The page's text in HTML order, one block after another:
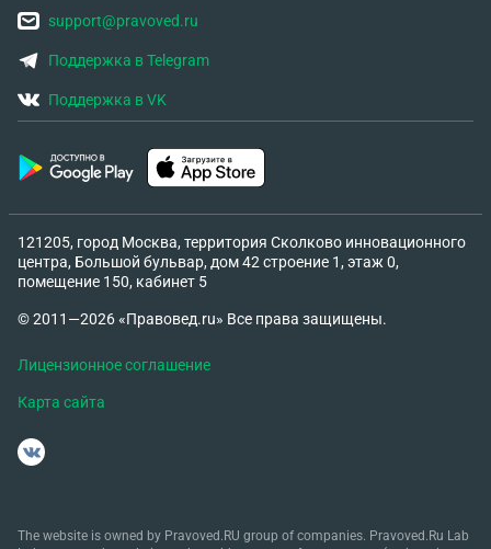
support@pravoved.ru
Поддержка в Telegram
Поддержка в VK
121205, город Москва, территория Сколково инновационного
центра, Большой бульвар, дом 42 строение 1, этаж 0,
помещение 150, кабинет 5
© 2011—2026 «Правовед.ru» Все права защищены.
Лицензионное соглашение
Карта сайта
The website is owned by Pravoved.RU group of companies. Pravoved.Ru Lab